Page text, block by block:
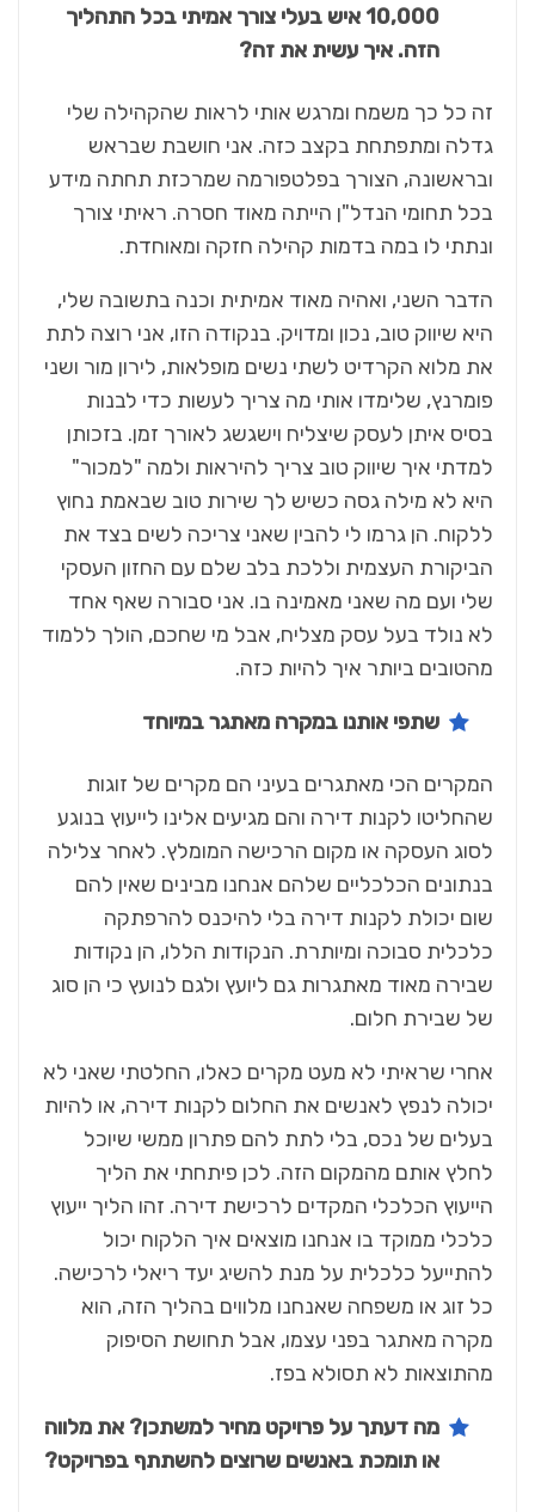
10,000 איש בעלי צורך אמיתי בכל התהליך
הזה. איך עשית את זה?
זה כל כך משמח ומרגש אותי לראות שהקהילה שלי
גדלה ומתפתחת בקצב כזה. אני חושבת שבראש
ובראשונה, הצורך בפלטפורמה שמרכזת תחתה מידע
בכל תחומי הנדל"ן הייתה מאוד חסרה. ראיתי צורך
ונתתי לו במה בדמות קהילה חזקה ומאוחדת.
הדבר השני, ואהיה מאוד אמיתית וכנה בתשובה שלי,
היא שיווק טוב, נכון ומדויק. בנקודה הזו, אני רוצה לתת
את מלוא הקרדיט לשתי נשים מופלאות, לירון מור ושני
פומרנץ, שלימדו אותי מה צריך לעשות כדי לבנות
בסיס איתן לעסק שיצליח וישגשג לאורך זמן. בזכותן
למדתי איך שיווק טוב צריך להיראות ולמה "למכור"
היא לא מילה גסה כשיש לך שירות טוב שבאמת נחוץ
ללקוח. הן גרמו לי להבין שאני צריכה לשים בצד את
הביקורת העצמית וללכת בלב שלם עם החזון העסקי
שלי ועם מה שאני מאמינה בו. אני סבורה שאף אחד
לא נולד בעל עסק מצליח, אבל מי שחכם, הולך ללמוד
מהטובים ביותר איך להיות כזה.
שתפי אותנו במקרה מאתגר במיוחד
המקרים הכי מאתגרים בעיני הם מקרים של זוגות
שהחליטו לקנות דירה והם מגיעים אלינו לייעוץ בנוגע
לסוג העסקה או מקום הרכישה המומלץ. לאחר צלילה
בנתונים הכלכליים שלהם אנחנו מבינים שאין להם
שום יכולת לקנות דירה בלי להיכנס להרפתקה
כלכלית סבוכה ומיותרת. הנקודות הללו, הן נקודות
שבירה מאוד מאתגרות גם ליועץ ולגם לנועץ כי הן סוג
של שבירת חלום.
אחרי שראיתי לא מעט מקרים כאלו, החלטתי שאני לא
יכולה לנפץ לאנשים את החלום לקנות דירה, או להיות
בעלים של נכס, בלי לתת להם פתרון ממשי שיוכל
לחלץ אותם מהמקום הזה. לכן פיתחתי את הליך
הייעוץ הכלכלי המקדים לרכישת דירה. זהו הליך ייעוץ
כלכלי ממוקד בו אנחנו מוצאים איך הלקוח יכול
להתייעל כלכלית על מנת להשיג יעד ריאלי לרכישה.
כל זוג או משפחה שאנחנו מלווים בהליך הזה, הוא
מקרה מאתגר בפני עצמו, אבל תחושת הסיפוק
מהתוצאות לא תסולא בפז.
מה דעתך על פרויקט מחיר למשתכן? את מלווה
או תומכת באנשים שרוצים להשתתף בפרויקט?